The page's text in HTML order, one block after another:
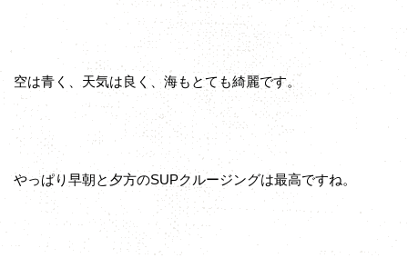
空は青く、天気は良く、海もとても綺麗です。
やっぱり早朝と夕方のSUPクルージングは最高ですね。